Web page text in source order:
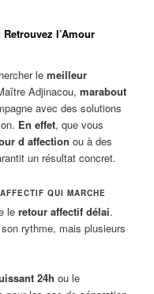
l’Amour
lemeilleur
Adjinacou,marabout
avec des solutions
En effet, que vous
d affection ou à des
un résultat concret.
QUI MARCHE
leretour affectif délai.
rythme, mais plusieurs
24h ou le